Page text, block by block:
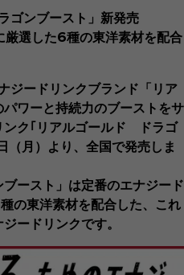
ゴンブースト」新発売
厳選した6種の東洋素材を配合
ジードリンクブランド「リア
ワーと持続力のブーストをサ
ンク｢リアルゴールド ドラゴ
月）より、全国で発売しま
ースト」は定番のエナジード
の東洋素材を配合した、これ
ードリンクです。